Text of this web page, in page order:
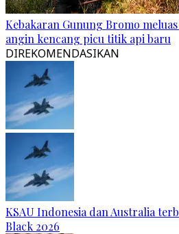
Kebakaran Gunung Bromo
angin kencang picu titik api baru
DIREKOMENDASIKAN
KSAU Indonesia dan Australia
Black 2026